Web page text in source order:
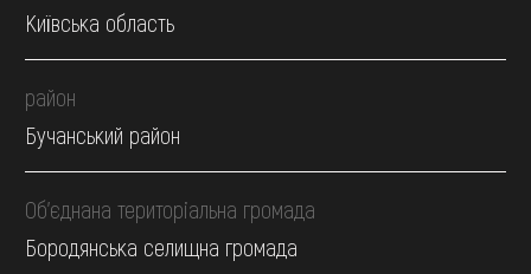
Київська область
район
Бучанський район
Об’єднана територіальна громада
Бородянська селищна громада